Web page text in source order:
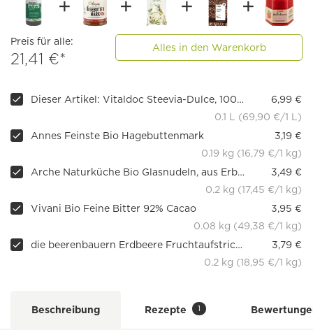
Preis für alle:
21,41 €*
Alles in den Warenkorb
Dieser Artikel: Vitaldoc Steevia-Dulce, 100 ml
6,99 €
0.1 L (69,90 €/1 L)
Annes Feinste Bio Hagebuttenmark
3,19 €
0.19 kg (16,79 €/1 kg)
Arche Naturküche Bio Glasnudeln, aus Erbsenstärke
3,49 €
0.2 kg (17,45 €/1 kg)
Vivani Bio Feine Bitter 92% Cacao
3,95 €
0.08 kg (49,38 €/1 kg)
die beerenbauern Erdbeere Fruchtaufstrich Demeter 68 %, 200 g
3,79 €
0.2 kg (18,95 €/1 kg)
Beschreibung Rezepte 1